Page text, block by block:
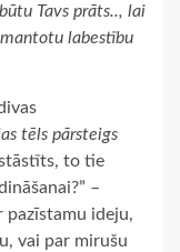
Tavs prāts.., lai
labestību
tēls pārsteigs
to tie
–
pazīstamu ideju,
vai par mirušu